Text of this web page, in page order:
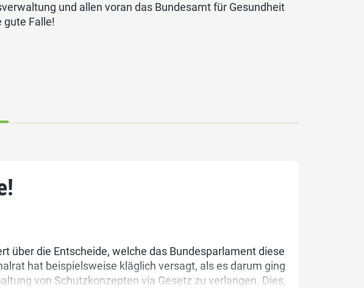
und allen voran das Bundesamt für Gesundheit
gute Falle!
über die Entscheide, welche das Bundesparlament diese
hat beispielsweise kläglich versagt, als es darum ging
von Schutzkonzepten via Gesetz zu verlangen. Dies,